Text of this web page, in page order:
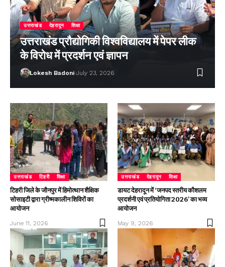
उत्तराखंड देहरादून शिक्षा
उत्तराखंड प्रौद्योगिकी विश्वविद्यालय में पेपर लीक
के विरोध में प्रदर्शन एवं ज्ञापन
Lokesh Badoni July 23, 2026
उत्तराखंड टिहरी शिक्षा
टिहरी जिले के जौनपुर में हिमोत्थान शैक्षिक
सोसाइटी द्वारा ग्रीष्मकालीन शिविरों का
आयोजन
June 11, 2026
उत्तराखंड देहरादून शिक्षा
डायट देहरादून में ‘जनपद स्तरीय कौशलम
प्रदर्शनी एवं प्रतियोगिता 2026’ का भव्य
आयोजन
May 9, 2026